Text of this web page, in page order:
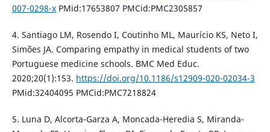
007-0298-xPMid:17653807 PMCid:PMC2305857
4. Santiago LM, Rosendo I, Coutinho ML, Maurício KS, Neto I,
Simões JA. Comparing empathy in medical students of two
Portuguese medicine schools. BMC Med Educ.
2020;20(1):153. https://doi.org/10.1186/s12909-020-02034-3
PMid:32404095 PMCid:PMC7218824
5. Luna D, Alcorta-Garza A, Moncada-Heredia S, Miranda-